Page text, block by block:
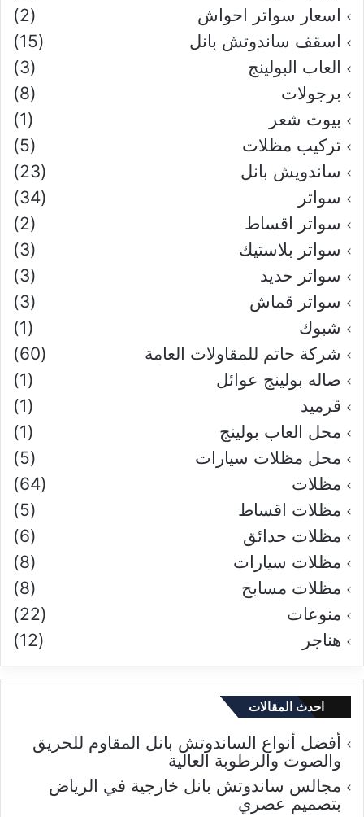
اسعار سواتر احواش
(2)
اسقف ساندوتش بانل
(15)
العاب البولينج
(3)
برجولات
(8)
بيوت شعر
(1)
تركيب مظلات
(5)
ساندويش بانل
(23)
سواتر
(34)
سواتر اقساط
(2)
سواتر بلاستيك
(3)
سواتر حديد
(3)
سواتر قماش
(3)
شبوك
(1)
شركة حاتم للمقاولات العامة
(60)
صاله بولينج عوائل
(1)
قرميد
(1)
محل العاب بولينج
(1)
محل مظلات سيارات
(5)
مظلات
(64)
مظلات اقساط
(5)
مظلات حدائق
(6)
مظلات سيارات
(8)
مظلات مسابح
(8)
منوعات
(22)
هناجر
(12)
احدث المقالات
أفضل أنواع الساندوتش بانل المقاوم للحريق
والصوت والرطوبة العالية
مجالس ساندوتش بانل خارجية في الرياض
بتصميم عصري